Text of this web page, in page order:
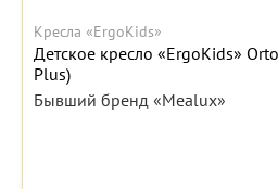
Кресла «ErgoKids»
Детское кресло «ErgoKids»
Plus)
Бывший бренд «Mealux»